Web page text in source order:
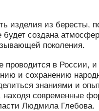
изделия из бересты,
создана
поколения.
в России, и
и сохранению
знаниями и
находя современные
Людмила Глебова.